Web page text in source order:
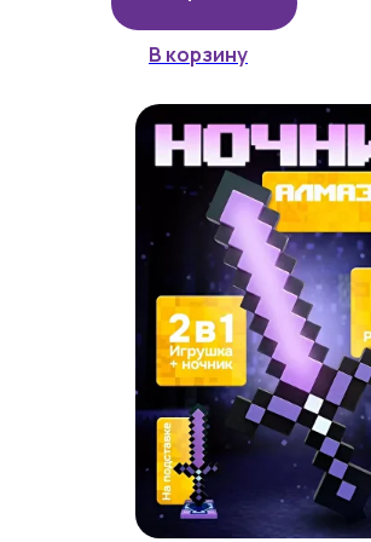
В корзину